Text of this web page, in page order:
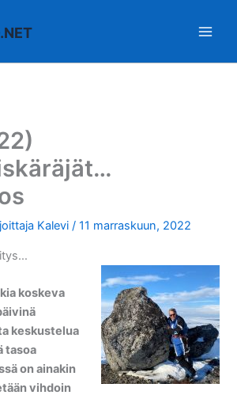
Kalevi/11 marraskuun, 2022
koskeva
keskustelua
tasoa
on ainakin
vihdoin